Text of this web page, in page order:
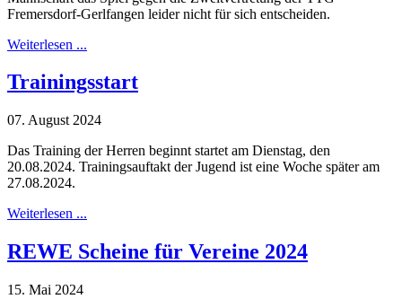
Fremersdorf-Gerlfangen leider nicht für sich entscheiden.
Weiterlesen ...
Trainingsstart
07. August 2024
Das Training der Herren beginnt startet am Dienstag, den
20.08.2024. Trainingsauftakt der Jugend ist eine Woche später am
27.08.2024.
Weiterlesen ...
REWE Scheine für Vereine 2024
15. Mai 2024